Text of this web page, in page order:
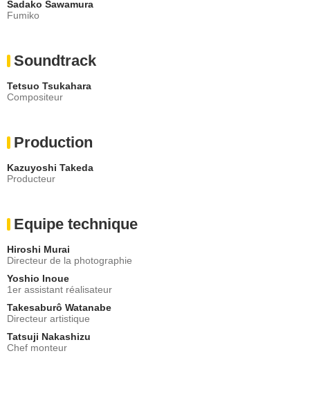
Sadako Sawamura
Fumiko
Soundtrack
Tetsuo Tsukahara
Compositeur
Production
Kazuyoshi Takeda
Producteur
Equipe technique
Hiroshi Murai
Directeur de la photographie
Yoshio Inoue
1er assistant réalisateur
Takesaburô Watanabe
Directeur artistique
Tatsuji Nakashizu
Chef monteur